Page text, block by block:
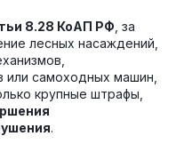
8.28 КоАП РФ , за
лесных насаждений,
или самоходных машин,
крупные штрафы,
.